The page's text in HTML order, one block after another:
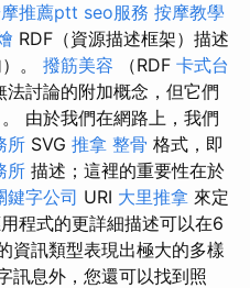
推薦ptt seo服務 按摩教學
RDF（資源描述框架）描述
。 撥筋美容 （RDF 卡式台
討論的附加概念，但它們
由於我們在網路上，我們
所 SVG 推拿 整骨 格式，即
所 描述；這裡的重要性在於
鍵字公司 URI 大里推拿 來定
用程式的更詳細描述可以在6
資訊類型表現出極大的多樣
訊息外，您還可以找到照